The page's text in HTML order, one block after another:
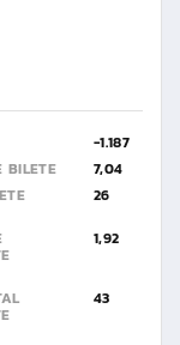
-1.187
BILETE
7,04
26
1,92
43